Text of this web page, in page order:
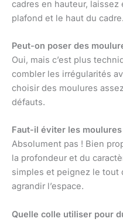
cadres en hauteur,
plafond et le haut du cadre.
Peut-on poser des
Oui, mais c’est plus
combler les irrégularités
choisir des moulures
défauts.
Faut-il éviter les
Absolument pas ! Bien
la profondeur et du
simples et peignez le tout
agrandir l’espace.
Quelle colle utiliser pour